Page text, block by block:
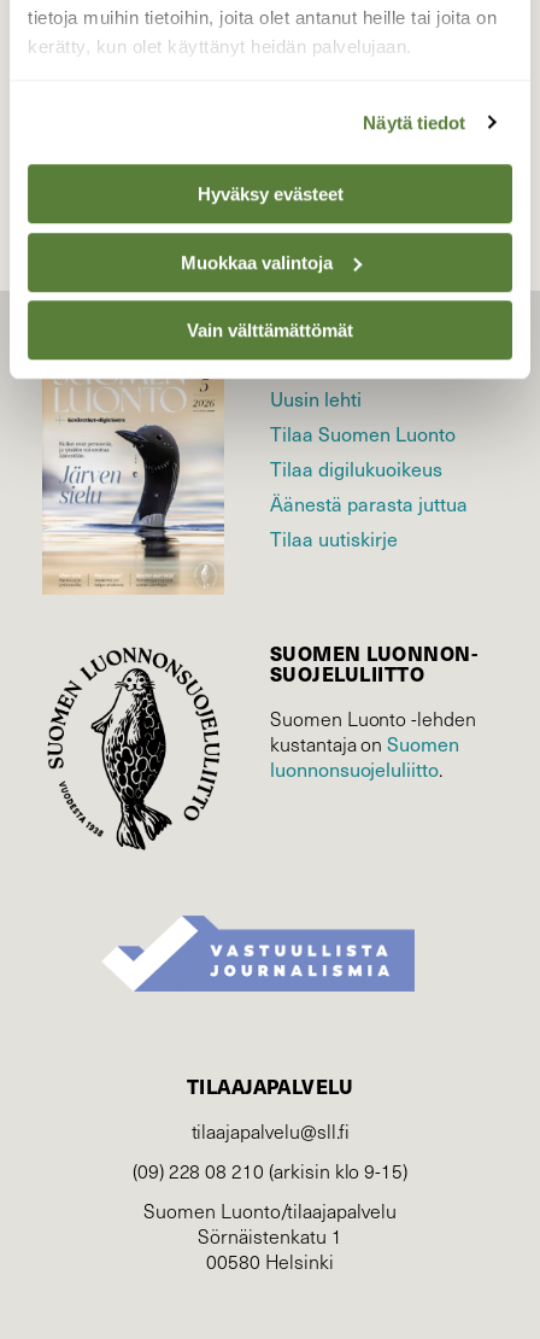
tietoja muihin tietoihin, joita olet antanut heille tai joita on
kerätty, kun olet käyttänyt heidän palvelujaan.
Näytä tiedot
Hyväksy evästeet
Muokkaa valintoja
Vain välttämättömät
Valokuvaaja: Reijo Juurinen, Töölönlahti Syyskuu
TAKAISIN LISTAAN
LEHTI
Uusin lehti
Tilaa Suomen Luonto
Tilaa digilukuoikeus
Äänestä parasta juttua
Tilaa uutiskirje
SUOMEN LUONNON­
SUOJELU­LIITTO
Suomen Luonto -lehden
kustantaja onSuomen
luonnonsuojelu­liitto.
TILAAJAPALVELU
tilaajapalvelu@sll.fi
(09) 228 08 210 (arkisin klo 9-15)
Suomen Luonto/tilaajapalvelu
Sörnäistenkatu 1
00580 Helsinki